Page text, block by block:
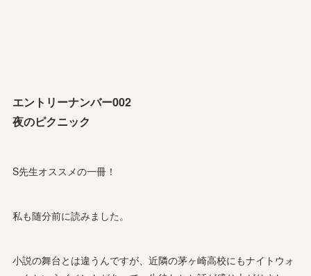
エントリーナンバー002
夜のピクニック
S先生オススメの一冊！
私も随分前に読みました。
小説の舞台とは違うんですが、近隣の茅ヶ崎高校にもナイトウォ